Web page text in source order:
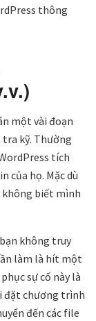
thông
một vài đoạn
kỹ. Thường
tích
của họ. Mặc dù
không biết mình
không truy
làm là hít một
sự cố này là
đặt chương trình
đến các file